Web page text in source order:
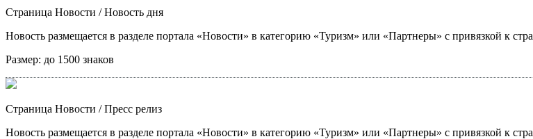
Страница Новости / Новость дня
Новость размещается в разделе портала «Новости» в категорию «Туризм» или «Партнеры» с привязкой к
Размер: до 1500 знаков
Страница Новости / Пресс релиз
Новость размещается в разделе портала «Новости» в категорию «Туризм» или «Партнеры» с привязкой к